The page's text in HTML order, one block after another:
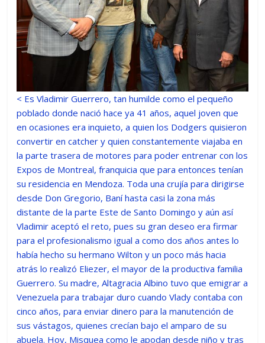
< Es Vladimir Guerrero, tan humilde como el pequeño
poblado donde nació hace ya 41 años, aquel joven que
en ocasiones era inquieto, a quien los Dodgers quisieron
convertir en catcher y quien constantemente viajaba en
la parte trasera de motores para poder entrenar con los
Expos de Montreal, franquicia que para entonces tenían
su residencia en Mendoza. Toda una crujía para dirigirse
desde Don Gregorio, Baní hasta casi la zona más
distante de la parte Este de Santo Domingo y aún así
Vladimir aceptó el reto, pues su gran deseo era firmar
para el profesionalismo igual a como dos años antes lo
había hecho su hermano Wilton y un poco más hacia
atrás lo realizó Eliezer, el mayor de la productiva familia
Guerrero. Su madre, Altagracia Albino tuvo que emigrar a
Venezuela para trabajar duro cuando Vlady contaba con
cinco años, para enviar dinero para la manutención de
sus vástagos, quienes crecían bajo el amparo de su
abuela. Hoy, Misquea como le apodan desde niño y tras